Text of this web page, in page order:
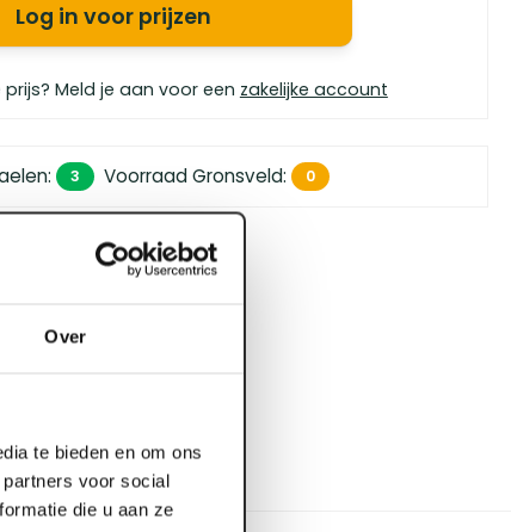
Over
te bieden en om ons
voor social
die u aan ze
Log in voor prijzen
Meld je aan voor een zakelijke account
: 3 Voorraad Gronsveld: 0
(zakelijk)
uit 5